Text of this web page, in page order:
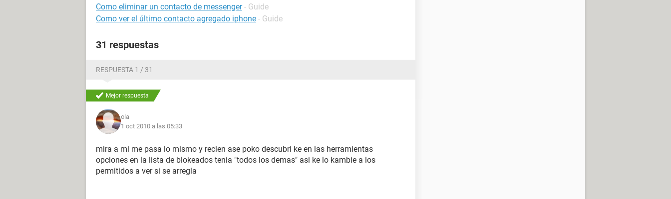
Como eliminar un contacto de messenger - Guide
Como ver el último contacto agregado iphone - Guide
31 respuestas
RESPUESTA 1 / 31
Mejor respuesta
ola
1 oct 2010 a las 05:33
mira a mi me pasa lo mismo y recien ase poko descubri ke en las herramientas
opciones en la lista de blokeados tenia "todos los demas" asi ke lo kambie a los
permitidos a ver si se arregla